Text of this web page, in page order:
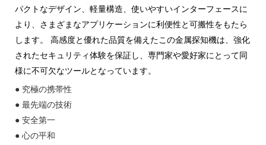
パクトなデザイン、軽量構造、使いやすいインターフェースに
より、さまざまなアプリケーションに利便性と可搬性をもたら
します。 高感度と優れた品質を備えたこの金属探知機は、強化
されたセキュリティ体験を保証し、専門家や愛好家にとって同
様に不可欠なツールとなっています。
● 究極の携帯性
● 最先端の技術
● 安全第一
● 心の平和